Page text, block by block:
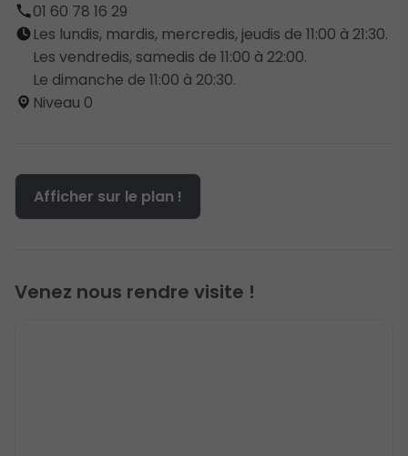
01 60 78 16 29
Les lundis, mardis, mercredis, jeudis de 11:00 à 21:30.
Les vendredis, samedis de 11:00 à 22:00.
Le dimanche de 11:00 à 20:30.
Niveau 0
Afficher sur le plan !
Venez nous rendre visite !